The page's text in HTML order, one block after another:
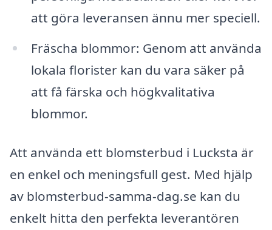
att göra leveransen ännu mer speciell.
Fräscha blommor: Genom att använda
lokala florister kan du vara säker på
att få färska och högkvalitativa
blommor.
Att använda ett blomsterbud i Lucksta är
en enkel och meningsfull gest. Med hjälp
av blomsterbud-samma-dag.se kan du
enkelt hitta den perfekta leverantören